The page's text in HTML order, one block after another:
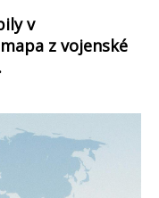
v
z vojenské